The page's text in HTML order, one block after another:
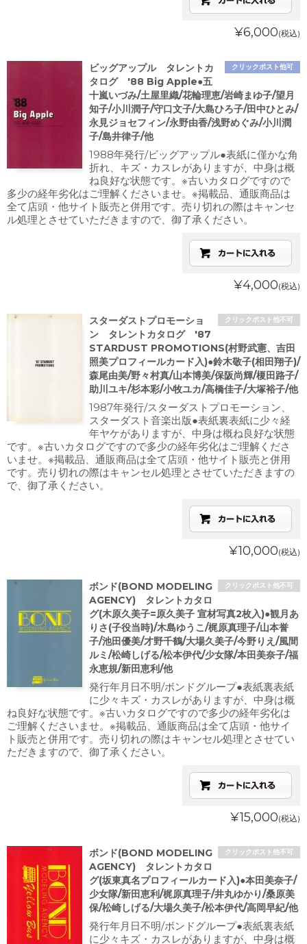
¥6,000(税込)
クリックポスト他可
ビッグアップル タレントカ
タログ '88 Big Apple●五
十嵐いづみ/土屋里織/花輪理恵/岩崎まゆ子/望月
知子/小川潤子/守口文子/大島ひろ子/田中ひとみ/
永見ジョセフィン/永野由香/浅野めぐみ/小川潤
子/島井律子/他
1988年発行/ビッグアップル●表紙に僅かな角
折れ、キズ・カスレがありますが、中身は概
ね良好な状態です。※古いカタログですので
多少の経年劣化はご理解くださいませ。※掲載品、通販商品は
全て店頭・他サイト販売と併用です。売り切れの際はキャンセ
ル処理とさせていただきますので、御了承ください。
¥4,000(税込)
クリックポスト他不可
スターダストプロモーショ
ン タレントカタログ '87
STARDUST PROMOTIONS(村野武憲、吉田
照美プロフィールカード入)●鈴木敬子(相田翔子)/
森尾由美/野々村真/山本博美/保阪尚輝/榎田路子/
助川ユキ/杉本彩/小牧ユカ/高橋佳子/大塚裕子/他
1987年発行/スターダストプロモーション、
スターダスト音楽出版●表紙裏表紙に少々経
年ヤケがありますが、中身は概ね良好な状態
です。※古いカタログですので多少の経年劣化はご理解くださ
いませ。※掲載品、通販商品は全て店頭・他サイト販売と併用
です。売り切れの際はキャンセル処理とさせていただきますの
で、御了承ください。
¥10,000(税込)
クリックポスト他不可
ボンド(BOND MODELING
AGENCY) タレントカタロ
グ(木原久美子=原久美子 宣材写真2枚入)●観月あ
りさ(子役当時)/木島ゆうこ/梶原真理子/山本誉
子/池田優美/才野千鶴/大場久美子/今野りえ/風間
ルミ/松崎しげる/松本伊代/少女隊/本田美奈子/福
永恵規/新田恵利/他
発行年月日不明/ボンドグループ●表紙裏表紙
に少々キズ・カスレがありますが、中身は概
ね良好な状態です。※古いカタログですので多少の経年劣化は
ご理解くださいませ。※掲載品、通販商品は全て店頭・他サイ
ト販売と併用です。売り切れの際はキャンセル処理とさせてい
ただきますので、御了承ください。
¥15,000(税込)
クリックポスト他不可
ボンド(BOND MODELING
AGENCY) タレントカタロ
グ(坂東真名プロフィールカード入)●本田美奈子/
少女隊/新田恵利/梶原真理子/井丸ゆかり/桑原美
保/松崎しげる/大場久美子/松本伊代/高岡早紀/他
発行年月日不明/ボンドグループ●表紙裏表紙
に少々キズ・カスレがありますが、中身は概